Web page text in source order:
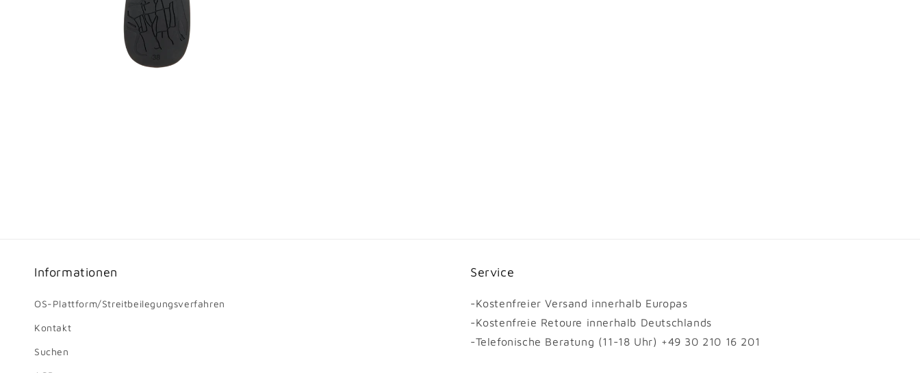
Informationen
OS-Plattform/Streitbeilegungsverfahren
Kontakt
Suchen
Service
-Kostenfreier Versand innerhalb Europas
-Kostenfreie Retoure innerhalb Deutschlands
-Telefonische Beratung (11-18 Uhr) +49 30 210 16 201